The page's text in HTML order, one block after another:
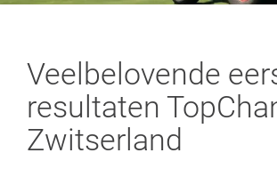
Veelbelovende
resultaten
Zwitserland